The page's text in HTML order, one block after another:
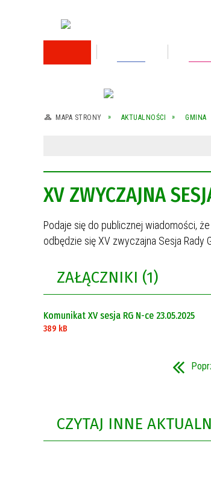
Rok 2025
Wykaz nieruchomości
sprzedaży
Wykaz nieruchomości
sprzedaży
Rok 2021
Rok 2020
MAPA STRONY AKTUALNOŚCI GMINA
XV ZWYCZAJNA
Podaje się do publicznej wiadomości,
odbędzie się XV zwyczajna Sesja Rady
ZAŁĄCZNIKI (1)
Komunikat XV sesja RG N-ce 23.05.2025
389 kB
CZYTAJ INNE